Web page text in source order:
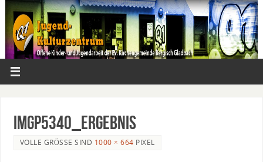
IMGP5340_ergebnis
VOLLE GRÖSSE SIND 1000 × 664 PIXEL